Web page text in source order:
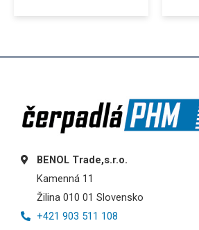
BENOL Trade,s.r.o.
Kamenná 11
Žilina 010 01 Slovensko
+421 903 511 108